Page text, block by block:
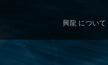
興龍 について